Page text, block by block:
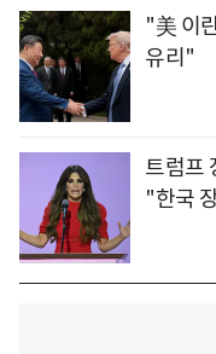
"美 이
유리"
트럼프
"한국